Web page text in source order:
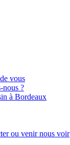
vous
nous ?
à Bordeaux
ou venir nous voir